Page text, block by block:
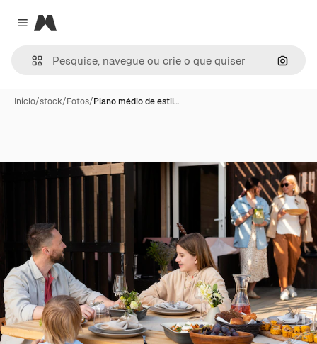
Close menu
Magnific
Início/stock/Fotos/Plano médio de estil…